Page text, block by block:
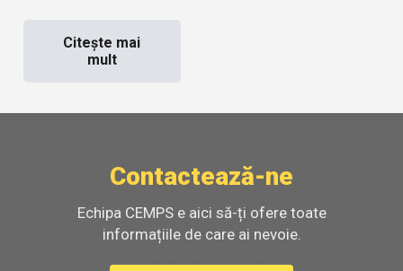
Citește mai
mult
Contactează-ne
Echipa CEMPS e aici să-ți ofere toate
informațiile de care ai nevoie.